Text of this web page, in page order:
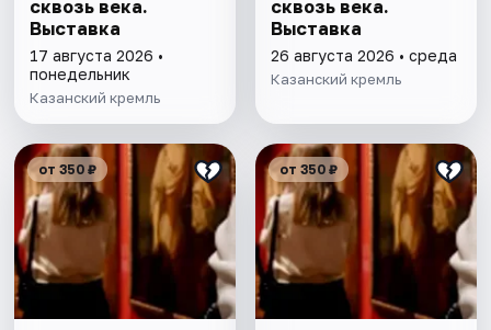
сквозь века.
Выставка
17 августа 2026 •
понедельник
Казанский кремль
сквозь века.
Выставка
26 августа 2026 • среда
Казанский кремль
от 350 ₽ от 350 ₽